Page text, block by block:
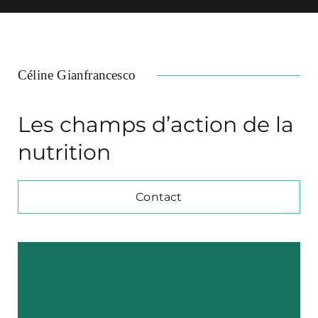
Céline Gianfrancesco
Les champs d’action de la
nutrition
Contact